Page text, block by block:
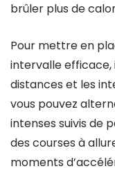
brûler plus de
Pour mettre en
intervalle
distances et les
vous pouvez
intenses suivis de
des courses à
moments